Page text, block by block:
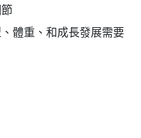
體重、和成長發展需要